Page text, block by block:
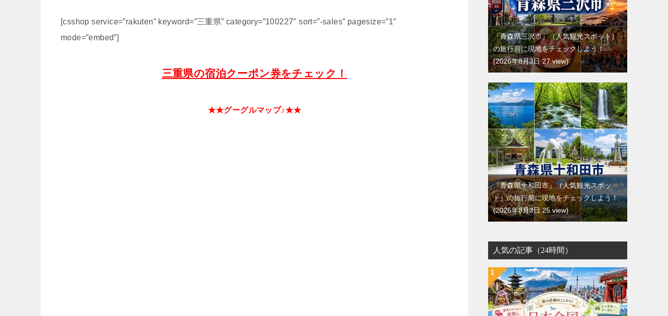
[csshop service=”rakuten” keyword=”三重県” category=”100227″ sort=”-sales” pagesize=”1″
mode=”embed”]
三重県の宿泊クーポン券をチェック！
★★グーグルマップ♪★★
『青森県三沢市』（人気観光スポット）
の旅行前に現地をチェックしよう！
2026年8月3日 27 view
『青森県十和田市』（人気観光スポッ
ト）の旅行前に現地をチェックしよう！
2026年8月3日 25 view
人気の記事（24時間）